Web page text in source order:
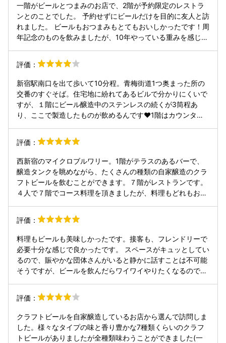
一階がビールとつまみのお店で、2階が予約限定のレストラ
ンとのことでした。 予約せずにビールだけを目的に友人と訪
れました。 ビールもおつまみもとてもおいしかったです！周
年記念のものを飲みましたが、10年やっている重みを感じさ
マのんでもおいしいという素晴らしいビールでした。 水餃子
をつまみにしましたが、これがまた絶品で、もちもちの皮が
お団子みたいにガッツリしてて、かつ、麻系の味付けだった
のですが、強すぎないちょうど良い塩梅で、ビールの邪魔を
しないが心地よい痺れのある最高の水餃子でした。 お店自体
もとても和気藹々とした雰囲気で、日本語話者ではない旅行
者らしき方も多くいましたが、席を詰める時に笑顔でひとこ
集団の方々がお話をされていたりなど、とても居心地がよ
洗いを探していたら、常連らしい方から「トイレはこちらで
すよ」とにこやかに教えていただいて、とても嬉しかったで
す。 素晴らしいお店でした。また行きたいです
評価：
新宿駅南口を出て歩いて10分程。青梅街道1つ奥まった所の
交番のすぐそば。住宅地に紛れてあるビルで分かりにくいで
すが、１階にビール醸造中のステンレスの続くが3筒程あ
り、ここで製造したものが飲めるんです❤1階はカウンター
も多く来てます。お楽しみは17時からオープンの7階の食事
付き飲み放題（2時間6800円3時間8800円）がとてもいい
👌エールビールは全部新鮮で美味しいし、食事もビールが進
む美味しくオシャレ。まだまだ飲みたい。平均1杯1000円の
美味しいビールが飲み放題食事付きなんてお得過ぎる。そし
て7階なのですぐ上は空‼️見晴らしよいところで格別なビール
評価：
西新宿のマイクロブルワリー。1階がテラスのあるバーで、
醸造タンクを眺めながら、たくさんの種類の自家醸造のクラ
フトビールを飲むことができます。７階がレストランです。
４人で７階でコース料理を頂きましたが、料理もどれもおい
したが、窓際なら夜景も楽しめます。 とても素敵なお店でし
た。
評価：
料理もビールも美味しかったです。接客も、フレンドリーで
必要十分な感じで良かったです。 スペースがキュッとしてい
るので、賑やかな団体さんがいると静かに話すことは不可能
そうですが、ビールを飲んだらワイワイやりたくなるので問
評価：
クラフトビールを自家醸造しているお店から選んで訪問しま
した。様々なタイプの味と香り豊かな7種類くらいのクラフ
トビールがありましたが全種類味わうことができました(一